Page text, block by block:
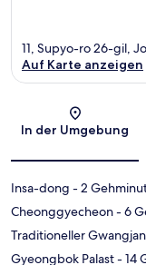
11, Supyo-ro 26-gil,
Auf Karte anzeigen
In der Umgebung
Insa-dong - 2
Cheonggyecheon- 6
Traditioneller
Gyeongbok Palast- 14